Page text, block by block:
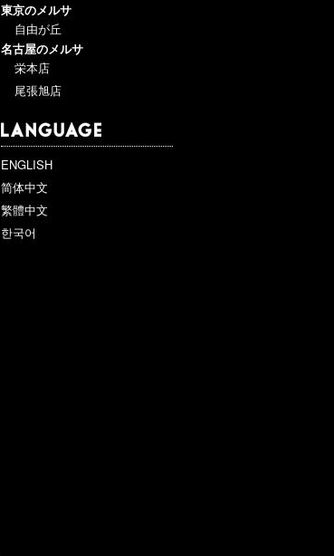
東京のメルサ
自由が丘
名古屋のメルサ
栄本店
尾張旭店
ENGLISH
简体中文
繁體中文
한국어